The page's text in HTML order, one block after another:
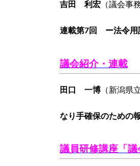
吉田 利宏 （議会事
連載第7回 ー法令
議会紹介・連載
田口 一博 （新潟県
なり手確保のための
議員研修講座「議